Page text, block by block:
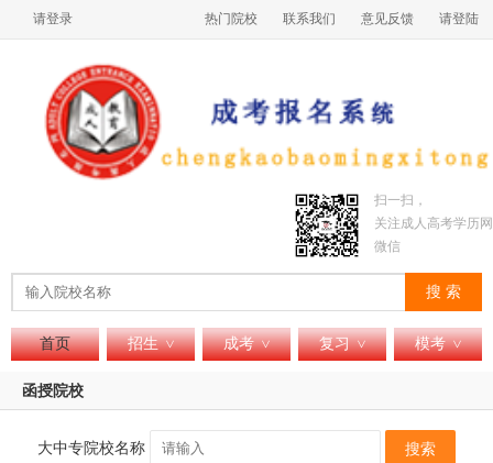
请登录 热门院校 联系我们 意见反馈 请登陆
扫一扫，
关注成人高考学历网
微信
搜 索
首页 招生 > 成考 > 复习 > 模考 >
函授院校
大中专院校名称 搜索